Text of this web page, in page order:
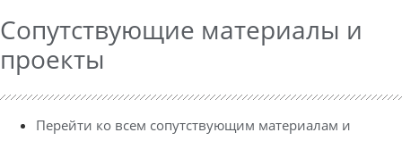
Сопутствующие материалы и
проекты
Перейти ко всем сопутствующим материалам и